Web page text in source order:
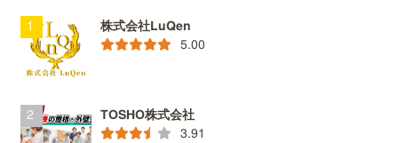
株式会社LuQen
5.00
TOSHO株式会社
3.91